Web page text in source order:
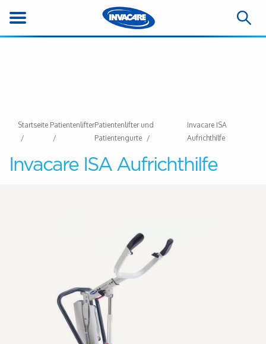
Startseite PatientenlifterPatientenlifter und
Patientengurte
Invacare ISA
Aufrichthilfe
Invacare ISA Aufrichthilfe